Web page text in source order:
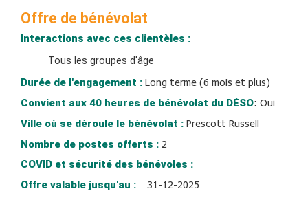
Offre de bénévolat
Interactions avec ces clientèles :
Tous les groupes d'âge
Durée de l'engagement : Long terme (6 mois et plus)
Convient aux 40 heures de bénévolat du DÉSO: Oui
Ville où se déroule le bénévolat : Prescott Russell
Nombre de postes offerts : 2
COVID et sécurité des bénévoles :
Offre valable jusqu'au :
31-12-2025